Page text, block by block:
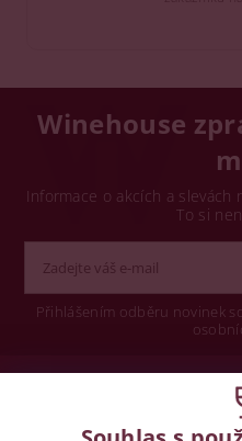
Winehouse
Informace o akcích a slevách
To si
Přihlášením odběru novinek